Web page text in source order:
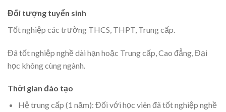
Đối tượng tuyển sinh
Tốt nghiệp các trường THCS, THPT, Trung cấp.
Đã tốt nghiệp nghề dài hạn hoặc Trung cấp, Cao đẳng, Đại
học không cùng ngành.
Thời gian đào tạo
Hệ trung cấp (1 năm): Đối với học viên đã tốt nghiệp nghề